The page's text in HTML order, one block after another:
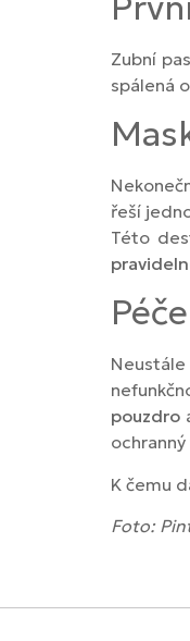
Zubní
spálená
řeší
Této
pouzdro
K čemu
Foto: